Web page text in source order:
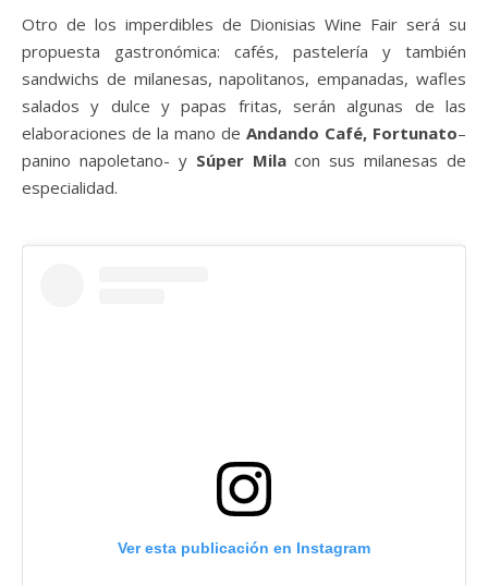
Otro de los imperdibles de Dionisias Wine Fair será su
propuesta gastronómica: cafés, pastelería y también
sandwichs de milanesas, napolitanos, empanadas, wafles
salados y dulce y papas fritas, serán algunas de las
elaboraciones de la mano de Andando Café, Fortunato–
panino napoletano- y Súper Milacon sus milanesas de
especialidad.
Ver esta publicación en Instagram